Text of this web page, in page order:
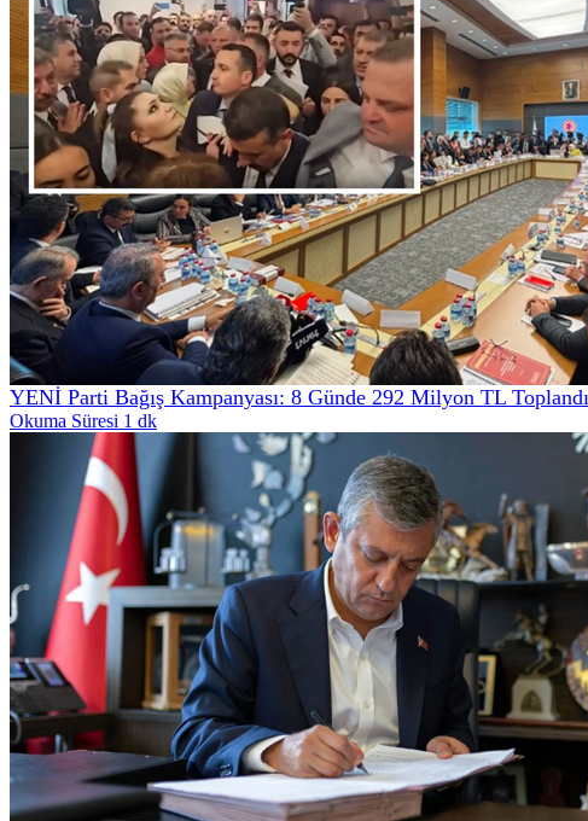
YENİ Parti Bağış Kampanyası: 8 Günde 292 Milyon TL Toplandı
Okuma Süresi 1 dk